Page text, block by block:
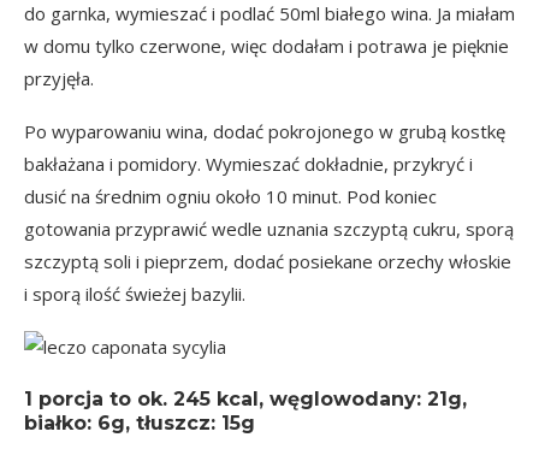
do garnka, wymieszać i podlać 50ml białego wina. Ja miałam
w domu tylko czerwone, więc dodałam i potrawa je pięknie
przyjęła.
Po wyparowaniu wina, dodać pokrojonego w grubą kostkę
bakłażana i pomidory. Wymieszać dokładnie, przykryć i
dusić na średnim ogniu około 10 minut. Pod koniec
gotowania przyprawić wedle uznania szczyptą cukru, sporą
szczyptą soli i pieprzem, dodać posiekane orzechy włoskie
i sporą ilość świeżej bazylii.
1 porcja to ok. 245 kcal, węglowodany: 21g,
białko: 6g, tłuszcz: 15g